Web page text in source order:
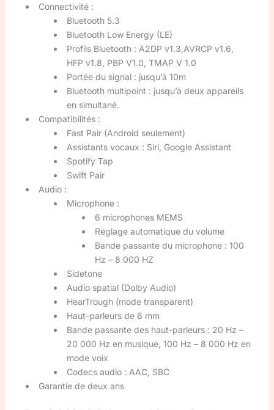
Connectivité :
Bluetooth 5.3
Bluetooth Low Energy (LE)
Profils Bluetooth : A2DP v1.3,AVRCP v1.6,
HFP v1.8, PBP V1.0, TMAP V 1.0
Portée du signal : jusqu’à 10m
Bluetooth multipoint : jusqu’à deux appareils
en simultané.
Compatibilités :
Fast Pair (Android seulement)
Assistants vocaux : Siri, Google Assistant
Spotify Tap
Swift Pair
Audio :
Microphone :
6 microphones MEMS
Réglage automatique du volume
Bande passante du microphone : 100
Hz – 8 000 HZ
Sidetone
Audio spatial (Dolby Audio)
HearTrough (mode transparent)
Haut-parleurs de 6 mm
Bande passante des haut-parleurs : 20 Hz –
20 000 Hz en musique, 100 Hz – 8 000 Hz en
mode voix
Codecs audio : AAC, SBC
Garantie de deux ans